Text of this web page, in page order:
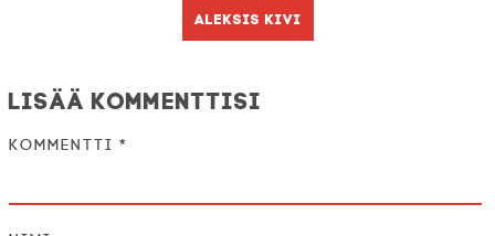
Aleksis Kivi
Lisää kommenttisi
Kommentti *